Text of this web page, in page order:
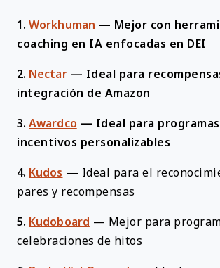
1. Workhuman — Mejor con
coaching en IA enfocadas en DEI
2. Nectar — Ideal para
integración de Amazon
3. Awardco — Ideal para
incentivos personalizables
4. Kudos — Ideal para el
pares y recompensas
5. Kudoboard — Mejor para
celebraciones de hitos